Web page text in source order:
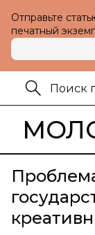
Отправьте
печатный